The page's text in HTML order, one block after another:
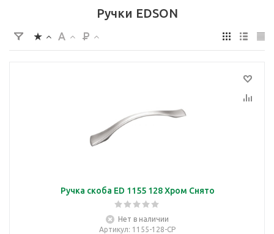
Ручки EDSON
Ручка скоба ED 1155 128 Хром Снято
Нет в наличии
Артикул: 1155-128-CP